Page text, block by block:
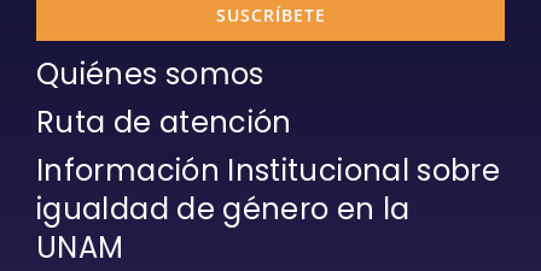
SUSCRÍBETE
Quiénes somos
Ruta de atención
Información Institucional sobre
igualdad de género en la
UNAM